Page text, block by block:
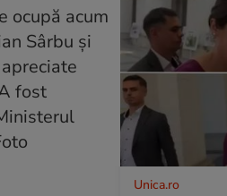
Unica.ro